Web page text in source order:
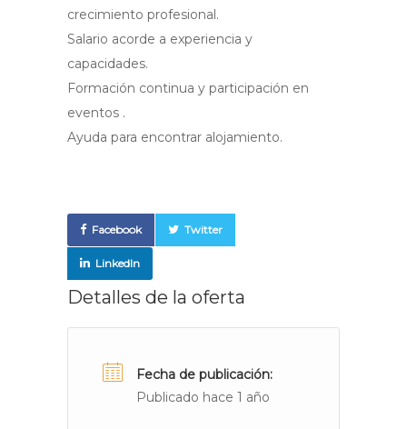
crecimiento profesional.
Salario acorde a experiencia y
capacidades.
Formación continua y participación en
eventos .
Ayuda para encontrar alojamiento.
Facebook Twitter
LinkedIn
Detalles de la oferta
Fecha de publicación:
Publicado hace 1 año